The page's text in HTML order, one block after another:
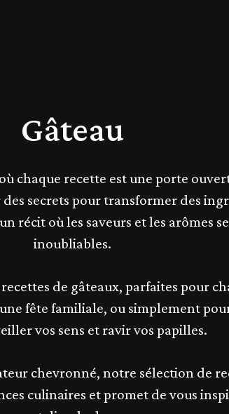
Gâteau
chaque recette est une porte
secrets pour transformer des
récit où les saveurs et les arômes
inoubliables.
de gâteaux, parfaites pour
fête familiale, ou simplement
vos sens et ravir vos papilles.
chevronné, notre sélection de
culinaires et promet de vous